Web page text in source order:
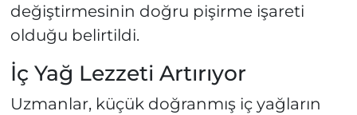
değiştirmesinin doğru pişirme işareti
olduğu belirtildi.
İç Yağ Lezzeti Artırıyor
Uzmanlar, küçük doğranmış iç yağların